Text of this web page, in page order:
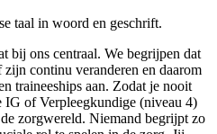
taal in woord en geschrift.
bij ons centraal. We begrijpen dat
continu veranderen en daarom
traineeships aan. Zodat je nooit
IG of Verpleegkundige (niveau 4)
zorgwereld. Niemand begrijpt zo